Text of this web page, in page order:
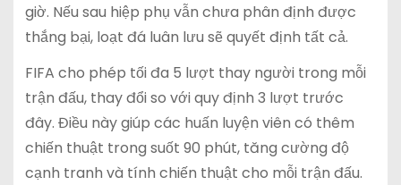
giờ. Nếu sau hiệp phụ vẫn chưa phân định được
thắng bại, loạt đá luân lưu sẽ quyết định tất cả.
FIFA cho phép tối đa 5 lượt thay người trong mỗi
trận đấu, thay đổi so với quy định 3 lượt trước
đây. Điều này giúp các huấn luyện viên có thêm
chiến thuật trong suốt 90 phút, tăng cường độ
cạnh tranh và tính chiến thuật cho mỗi trận đấu.